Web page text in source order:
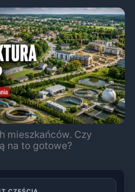
mieszkańców. Czy
na to gotowe?